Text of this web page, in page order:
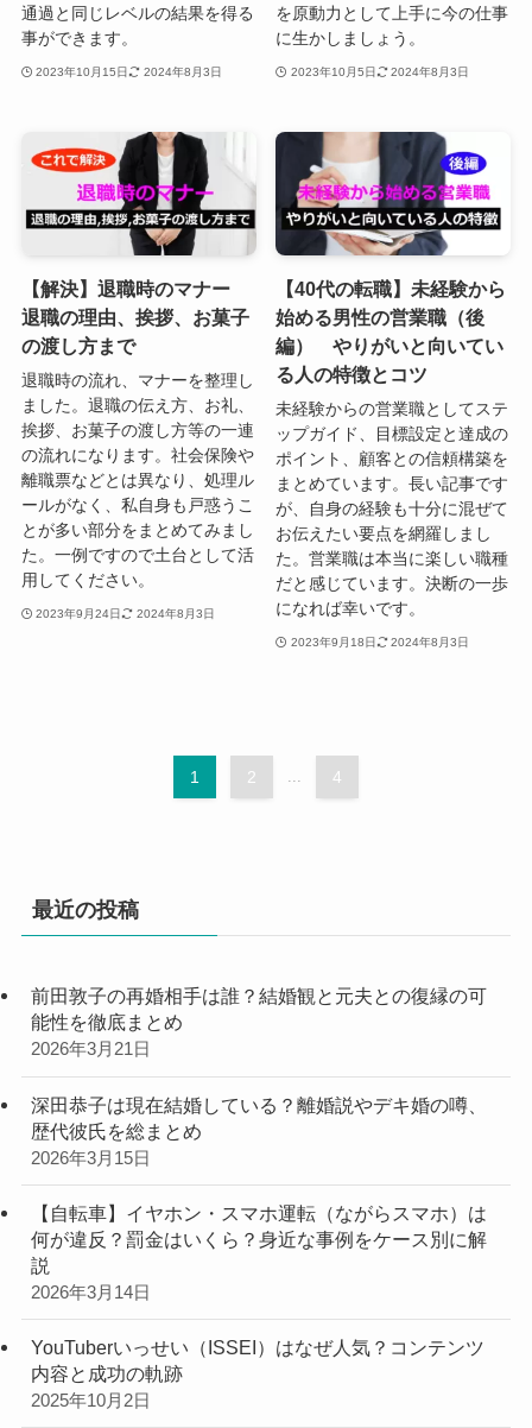
通過と同じレベルの結果を得る
事ができます。
2023年10月15日 2024年8月3日
を原動力として上手に今の仕事
に生かしましょう。
2023年10月5日 2024年8月3日
【解決】退職時のマナー
退職の理由、挨拶、お菓子
の渡し方まで
退職時の流れ、マナーを整理し
ました。退職の伝え方、お礼、
挨拶、お菓子の渡し方等の一連
の流れになります。社会保険や
離職票などとは異なり、処理ル
ールがなく、私自身も戸惑うこ
とが多い部分をまとめてみまし
た。一例ですので土台として活
用してください。
2023年9月24日 2024年8月3日
【40代の転職】未経験から
始める男性の営業職（後
編） やりがいと向いてい
る人の特徴とコツ
未経験からの営業職としてステ
ップガイド、目標設定と達成の
ポイント、顧客との信頼構築を
まとめています。長い記事です
が、自身の経験も十分に混ぜて
お伝えたい要点を網羅しまし
た。営業職は本当に楽しい職種
だと感じています。決断の一歩
になれば幸いです。
2023年9月18日 2024年8月3日
1 2 ... 4
最近の投稿
前田敦子の再婚相手は誰？結婚観と元夫との復縁の可
能性を徹底まとめ
2026年3月21日
深田恭子は現在結婚している？離婚説やデキ婚の噂、
歴代彼氏を総まとめ
2026年3月15日
【自転車】イヤホン・スマホ運転（ながらスマホ）は
何が違反？罰金はいくら？身近な事例をケース別に解
説
2026年3月14日
YouTuberいっせい（ISSEI）はなぜ人気？コンテンツ
内容と成功の軌跡
2025年10月2日